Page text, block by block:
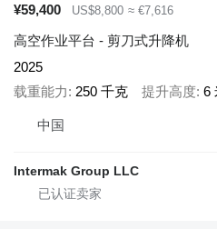
¥59,400
US$8,800 ≈ €7,616
高空作业平台 - 剪刀式升降机
2025
载重能力
250 千克 提升高度 6
中国
Intermak Group LLC